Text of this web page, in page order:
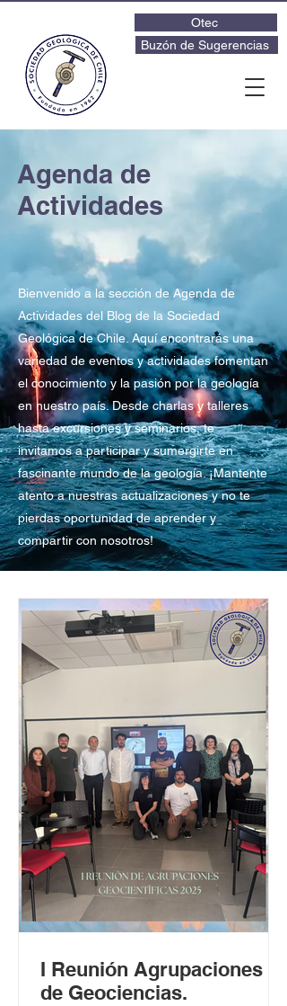
Otec
Buzón de Sugerencias
Agenda de
Actividades
Bienvenido a la sección de Agenda de
Actividades del Blog de la Sociedad
Geológica de Chile. Aquí encontrarás una
variedad de eventos y actividades fomentan
el conocimiento y la pasión por la geología
en nuestro país. Desde charlas y talleres
hasta excursiones y seminarios, te
invitamos a participar y sumergirte en
fascinante mundo de la geología. ¡Mantente
atento a nuestras actualizaciones y no te
pierdas oportunidad de aprender y
compartir con nosotros!
I Reunión Agrupaciones
de Geociencias.